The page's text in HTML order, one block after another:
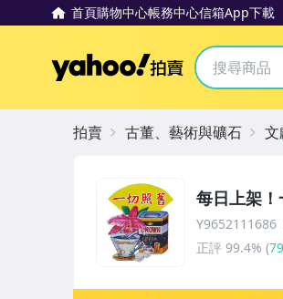
首頁購物中心帳務中心信箱App下載
Yahoo拍賣
每日上架！
Y9652111686
正評 99.4% (
拍賣 古董、藝術與礦石 文